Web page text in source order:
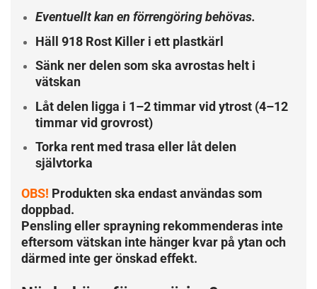
Eventuellt kan en förrengöring behövas.
Häll 918 Rost Killer i ett plastkärl
Sänk ner delen som ska avrostas helt i
vätskan
Låt delen ligga i 1–2 timmar vid ytrost (4–12
timmar vid grovrost)
Torka rent med trasa eller låt delen
självtorka
OBS! Produkten ska endast användas som
doppbad.
Pensling eller sprayning rekommenderas inte
eftersom vätskan inte hänger kvar på ytan och
därmed inte ger önskad effekt.